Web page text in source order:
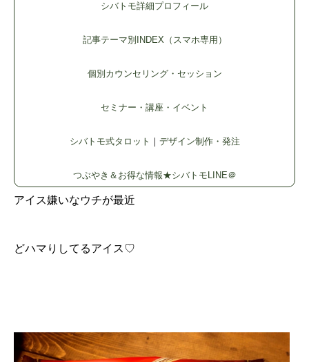
シバトモ詳細プロフィール
記事テーマ別INDEX（スマホ専用）
個別カウンセリング・セッション
セミナー・講座・イベント
シバトモ式タロット ｜ デザイン制作・発注
つぶやき＆お得な情報★シバトモLINE＠
アイス嫌いなウチが最近
どハマりしてるアイス♡